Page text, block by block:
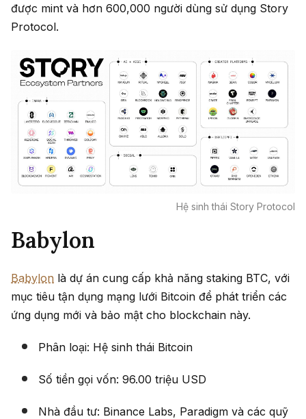
được mint và hơn 600,000 người dùng sử dụng Story
Protocol.
Hệ sinh thái Story Protocol
Babylon
Babylon là dự án cung cấp khả năng staking BTC, với
mục tiêu tận dụng mạng lưới Bitcoin để phát triển các
ứng dụng mới và bảo mật cho blockchain này.
Phân loại: Hệ sinh thái Bitcoin
Số tiền gọi vốn: 96.00 triệu USD
Nhà đầu tư: Binance Labs, Paradigm và các quỹ